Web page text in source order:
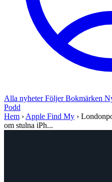
Alla nyheterFöljerBokmärken
Podd
Hem › Apple Find My ›
om stulna iPh...